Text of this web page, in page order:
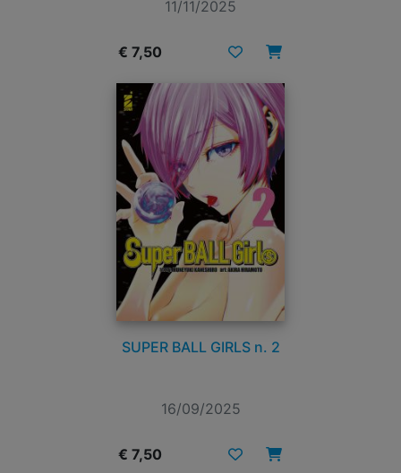
11/11/2025
€ 7,50
SUPER BALL GIRLS n. 2
16/09/2025
€ 7,50